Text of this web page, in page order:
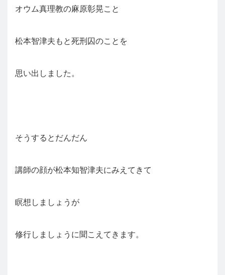
オウム真理教の麻原彰晃こと
松本智津夫もと死刑囚のことを
思い出しました。
そうするとだんだん
講師の顔が松本知智津夫にみえてきて
瞑想しましょうが
修行しましょうに聞こえてきます。